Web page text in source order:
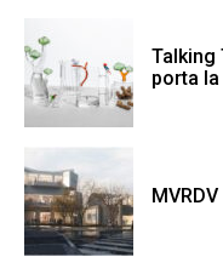
Talking
porta